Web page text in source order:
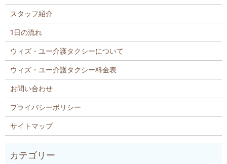
スタッフ紹介
1日の流れ
ウィズ・ユー介護タクシーについて
ウィズ・ユー介護タクシー料金表
お問い合わせ
プライバシーポリシー
サイトマップ